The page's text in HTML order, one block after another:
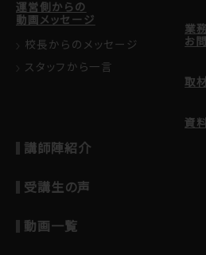
運営側からの
動画メッセージ
校長からのメッセージ
スタッフから一言
業
お
取
資
講師陣紹介
受講生の声
動画一覧